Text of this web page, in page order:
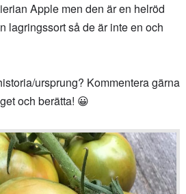
Apple men den är en helröd
lagringssort så de är inte en och
ursprung? Kommentera gärna
och berätta! 😀